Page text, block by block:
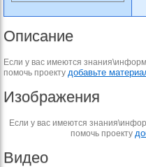
Описание
Если у вас имеются
помочь проекту добавьте
Изображения
Если у вас имеются
помочь проекту
Видео